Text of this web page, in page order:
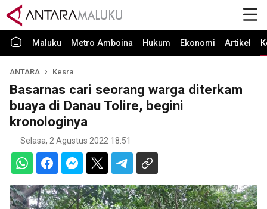
Maluku Metro Amboina Hukum Ekonomi Artikel
ANTARA Kesra
Basarnas cari seorang warga diterkam
buaya di Danau Tolire, begini
kronologinya
Selasa, 2 Agustus 2022 18:51